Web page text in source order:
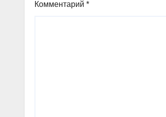
Комментарий *